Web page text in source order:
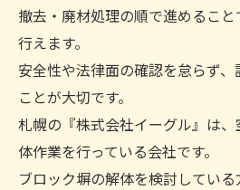
撤去・廃材処理の順で進めるこ
行えます。
安全性や法律面の確認を怠らず
ことが大切です。
札幌の『株式会社イーグル』は
体作業を行っている会社です。
ブロック塀の解体を検討してい